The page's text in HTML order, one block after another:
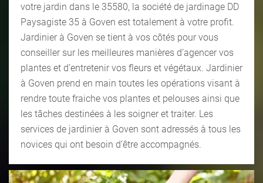
votre jardin dans le 35580, la société de jardinage DD
Paysagiste 35 à Goven est totalement à votre profit.
Jardinier à Goven se tient à vos côtés pour vous
conseiller sur les meilleures manières d’agencer vos
plantes et d’entretenir vos fleurs et végétaux. Jardinier
à Goven prend en main toutes les opérations visant à
rendre toute fraiche vos plantes et pelouses ainsi que
les tâches destinées à les soigner et traiter. Les
services de jardinier à Goven sont adressés à tous les
novices qui ont besoin d’être accompagnés.